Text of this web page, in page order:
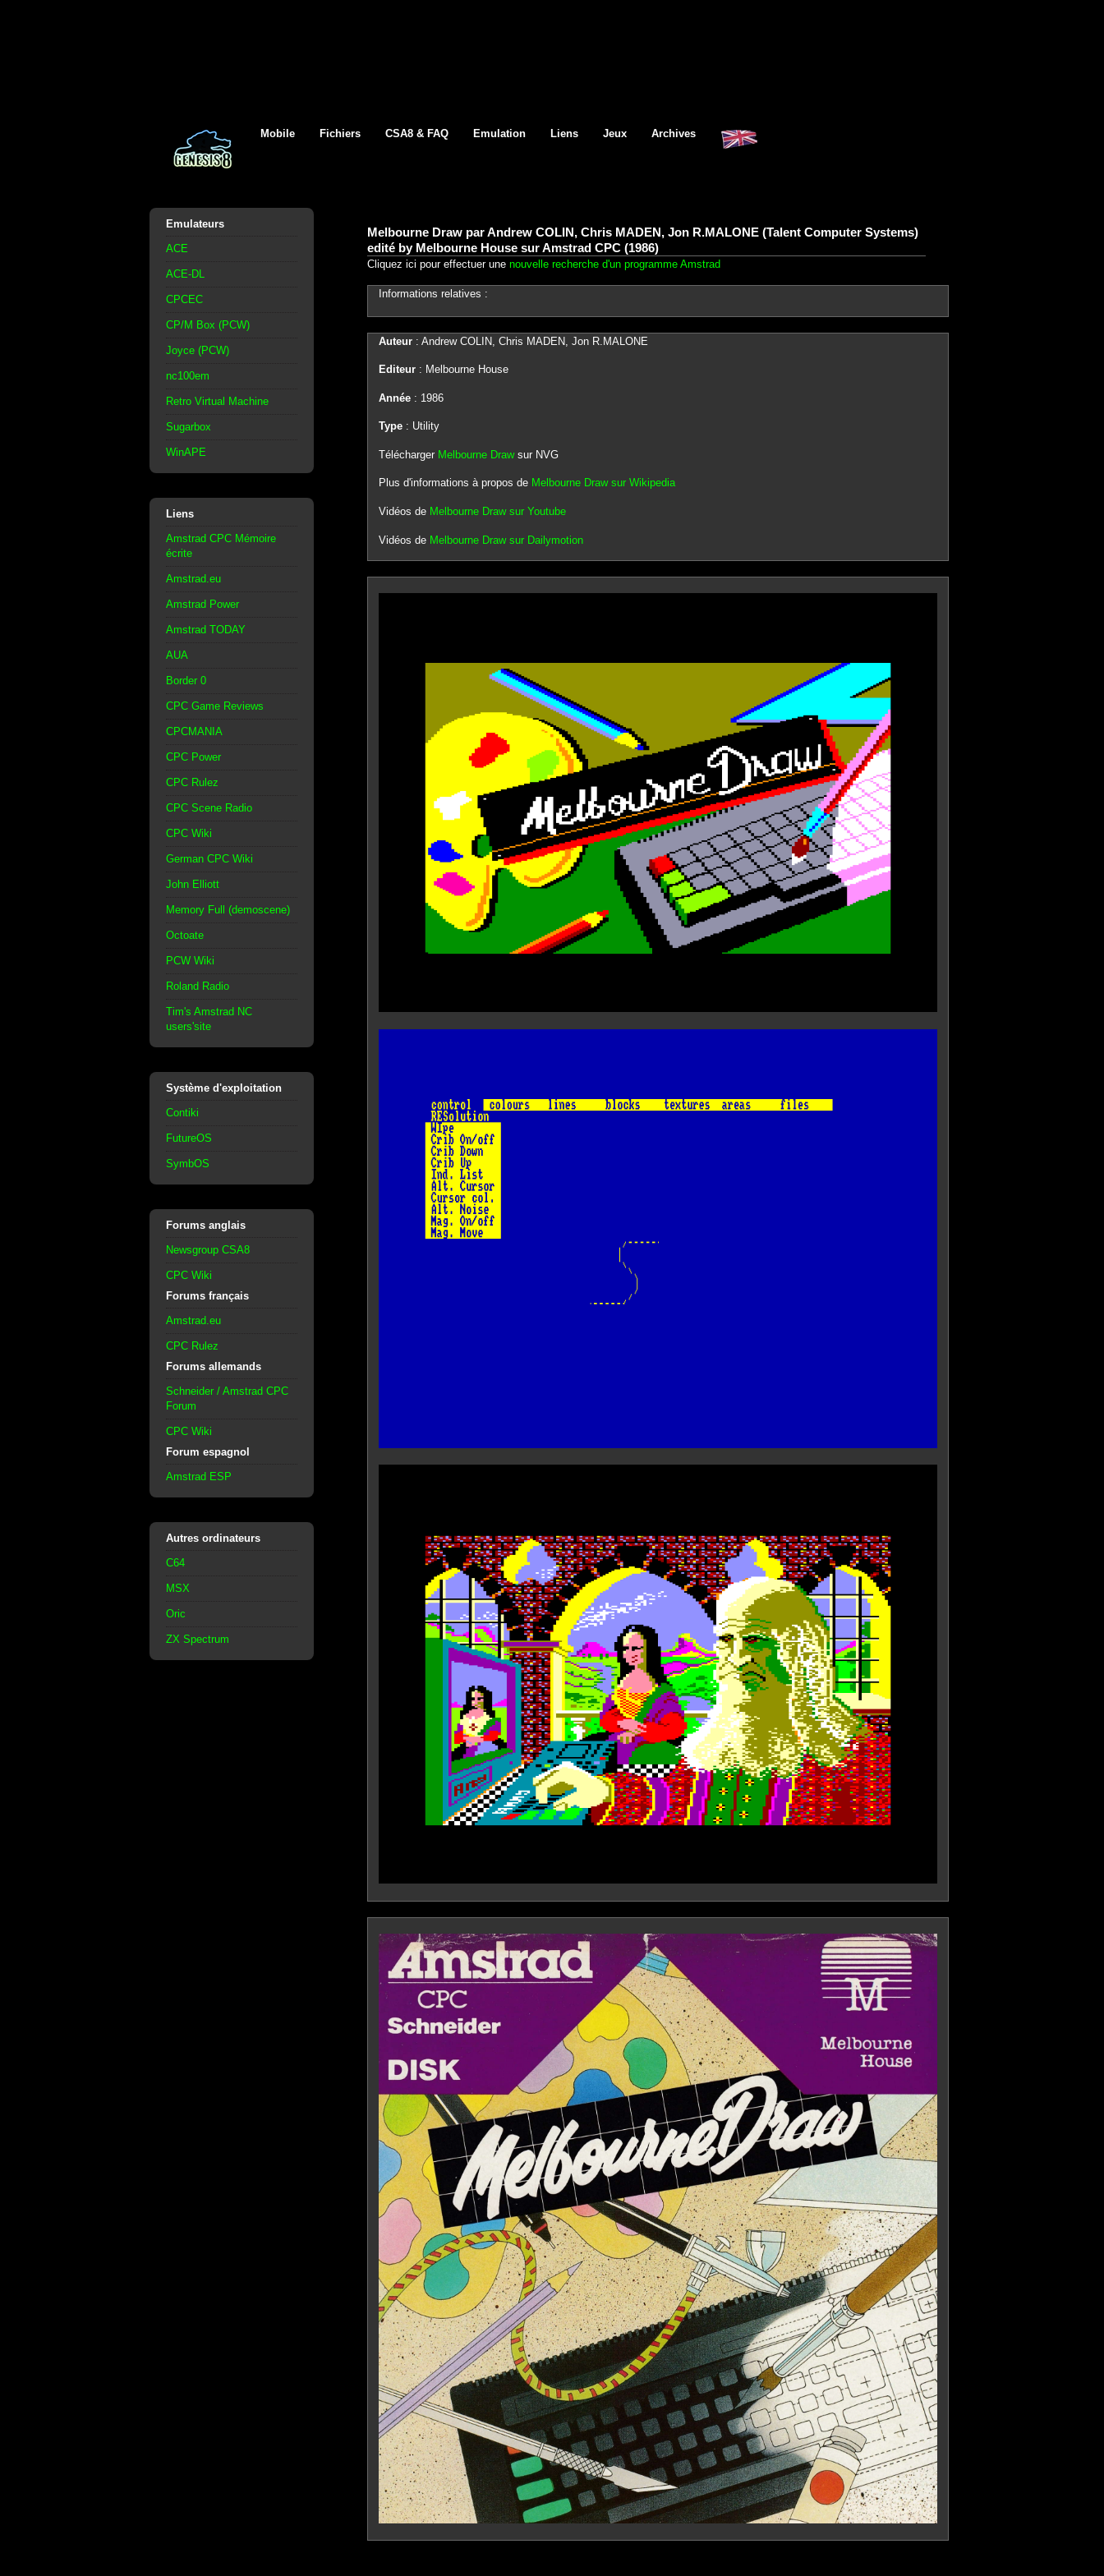
Mobile Fichiers CSA8 & FAQ Emulation Liens Jeux Archives
Emulateurs
ACE
ACE-DL
CPCEC
CP/M Box (PCW)
Joyce (PCW)
nc100em
Retro Virtual Machine
Sugarbox
WinAPE
Liens
Amstrad CPC Mémoire
écrite
Amstrad.eu
Amstrad Power
Amstrad TODAY
AUA
Border 0
CPC Game Reviews
CPCMANIA
CPC Power
CPC Rulez
CPC Scene Radio
CPC Wiki
German CPC Wiki
John Elliott
Memory Full (demoscene)
Octoate
PCW Wiki
Roland Radio
Tim's Amstrad NC
users'site
Système d'exploitation
Contiki
FutureOS
SymbOS
Forums anglais
Newsgroup CSA8
CPC Wiki
Forums français
Amstrad.eu
CPC Rulez
Forums allemands
Schneider / Amstrad CPC
Forum
CPC Wiki
Forum espagnol
Amstrad ESP
Autres ordinateurs
C64
MSX
Oric
ZX Spectrum
Melbourne Draw par Andrew COLIN, Chris MADEN, Jon R.MALONE (Talent Computer Systems)
edité by Melbourne House sur Amstrad CPC (1986)
Cliquez ici pour effectuer une nouvelle recherche d'un programme Amstrad
Informations relatives :
Auteur: Andrew COLIN, Chris MADEN, Jon R.MALONE
Editeur: Melbourne House
Année: 1986
Type: Utility
Télécharger Melbourne Drawsur NVG
Plus d'informations à propos de Melbourne Draw sur Wikipedia
Vidéos de Melbourne Draw sur Youtube
Vidéos de Melbourne Draw sur Dailymotion